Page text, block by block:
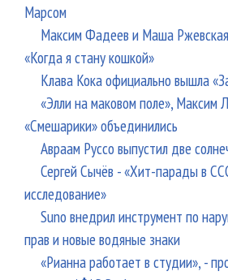
Марсом
Максим Фадеев и Маша
«Когда я стану кошкой»
Клава Кока официально вышла
«Элли на маковом поле», Максим
«Смешарики» объединились
Авраам Руссо выпустил две
Сергей Сычёв - «Хит-парады в
исследование»
Suno внедрил инструмент по
прав и новые водяные знаки
«Рианна работает в студии», -